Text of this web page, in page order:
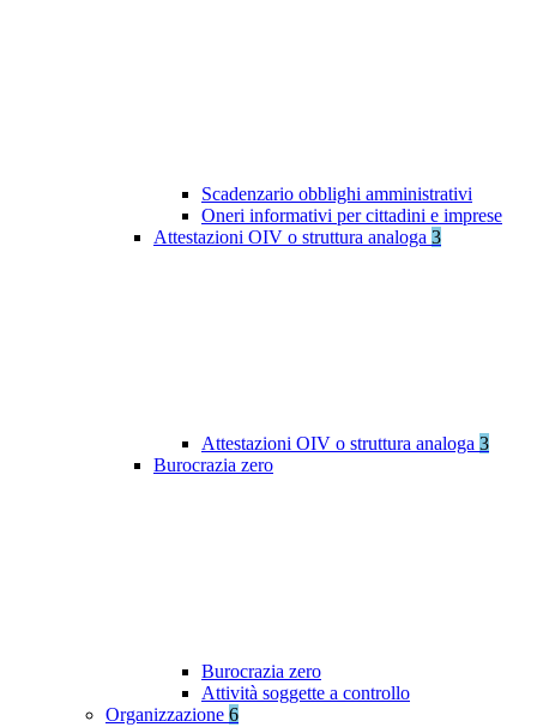
Scadenzario obblighi amministrativi
Oneri informativi per cittadini e imprese
Attestazioni OIV o struttura analoga 3
Attestazioni OIV o struttura analoga 3
Burocrazia zero
Burocrazia zero
Attività soggette a controllo
Organizzazione 6